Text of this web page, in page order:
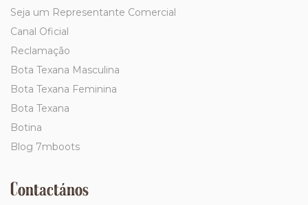
Seja um Representante Comercial
Canal Oficial
Reclamação
Bota Texana Masculina
Bota Texana Feminina
Bota Texana
Botina
Blog 7mboots
Contactános